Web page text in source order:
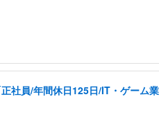
社員/年間休日125日/IT・ゲーム